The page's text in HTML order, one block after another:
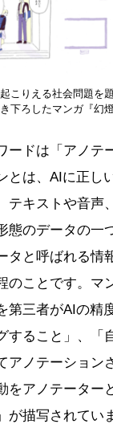
こりえる社会問題を
下ろしたマンガ『幻
ードは「アノテ
とは、AIに正し
テキストや音声
態のデータの一
タと呼ばれる情
のことです。マ
第三者がAIの精
すること」、「
アノテーション
をアノテーター
が描写されてい